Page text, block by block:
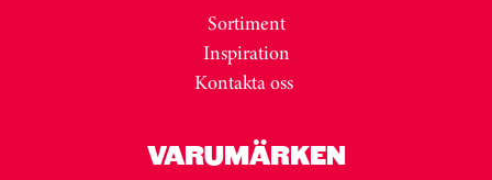
Sortiment
Inspiration
Kontakta oss
VARUMÄRKEN